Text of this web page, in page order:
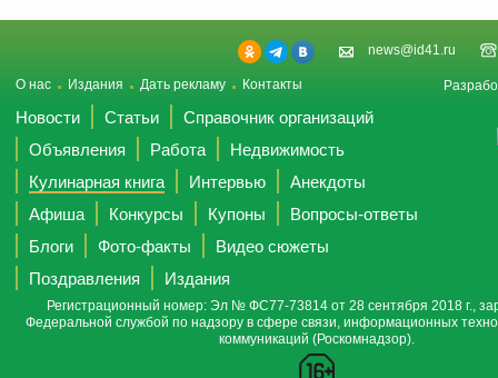
news@id41.ru
О нас Издания Дать рекламу Контакты
Новости Статьи
Справочник организаций
Объявления
Работа
Недвижимость
Кулинарная книга
Интервью
Анекдоты
Афиша
Конкурсы Купоны
Вопросы-ответы
Блоги
Фото-факты
Видео сюжеты
Поздравления
Издания
Регистрационный номер: Эл № ФС77-73814 от 28 сентября 2018 г.,
Федеральной службой по надзору в сфере связи, информационных
коммуникаций (Роскомнадзор).